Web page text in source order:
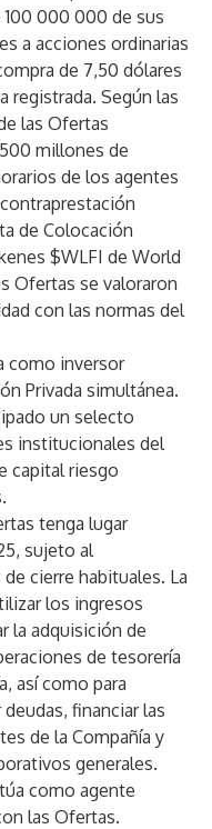
100 000 000 de sus
a acciones ordinarias
de 7,50 dólares
registrada. Según las
las Ofertas
millones de
de los agentes
de Colocación
$WLFI de World
Ofertas se valoraron
con las normas del
como inversor
Privada simultánea.
un selecto
institucionales del
capital riesgo
tenga lugar
sujeto al
cierre habituales. La
los ingresos
la adquisición de
de tesorería
así como para
financiar las
de la Compañía y
generales.
como agente
las Ofertas.